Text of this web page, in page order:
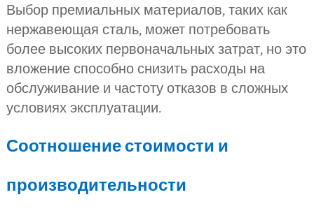
Выбор премиальных материалов, таких как
нержавеющая сталь, может потребовать
более высоких первоначальных затрат, но это
вложение способно снизить расходы на
обслуживание и частоту отказов в сложных
условиях эксплуатации.
Соотношение стоимости и
производительности